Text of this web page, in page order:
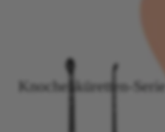
Knochenküretten-Serie